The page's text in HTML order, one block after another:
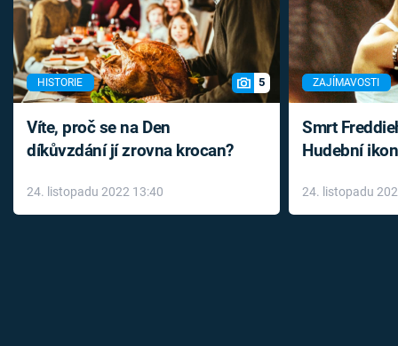
HISTORIE 5
Víte, proč se na Den
díkůvzdání jí zrovna krocan?
24. listopadu 2022 13:40
ZAJÍMAVOSTI
Smrt
Hudební
léky
24. listopadu